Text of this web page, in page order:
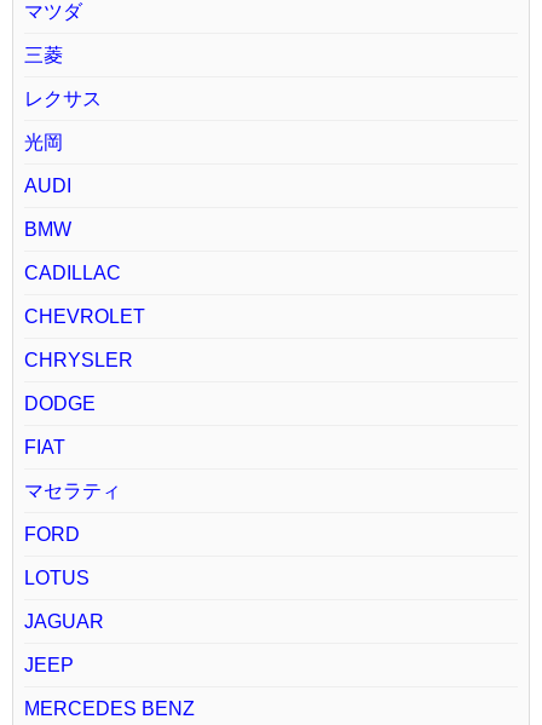
マツダ
三菱
レクサス
光岡
AUDI
BMW
CADILLAC
CHEVROLET
CHRYSLER
DODGE
FIAT
マセラティ
FORD
LOTUS
JAGUAR
JEEP
MERCEDES BENZ